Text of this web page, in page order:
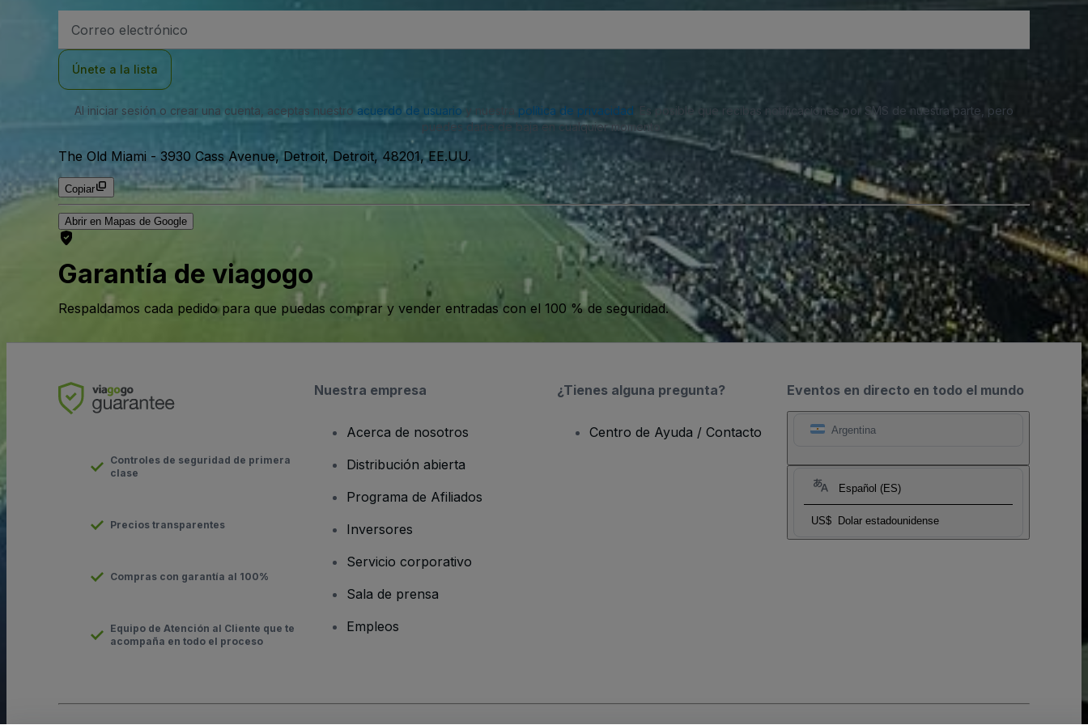
de
Únete a la lista
Al iniciar sesión o crear una cuenta, aceptas nuestro acuerdo de usuarioy nuestra política de privacidad . Es posible que recibas notificaciones por SMS de nuestra parte, pero
puedes darte de baja en cualquier momento.
The Old Miami - 3930 Cass Avenue, Detroit, Detroit, 48201, EE.UU.
Copiar
Abrir en Mapas de Google
Garantía de viagogo
Respaldamos cada pedido para que puedas comprar y vender entradas con el 100 % de seguridad.
Eventos en directo en todo el mundo
Argentina
Español (ES)
US$ Dolar estadounidense
Controles de seguridad de primera
clase
Precios transparentes
Compras con garantía al 100%
Equipo de Atención al Cliente que te
acompaña en todo el proceso
Nuestra empresa
Acerca de nosotros
Distribución abierta
Programa de Afiliados
Inversores
Servicio corporativo
Sala de prensa
Empleos
¿Tienes alguna pregunta?
Centro de Ayuda / Contacto